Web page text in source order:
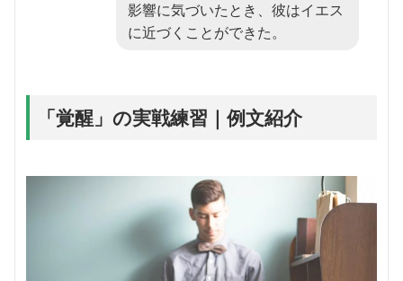
影響に気づいたとき、彼はイエス
に近づくことができた。
「覚醒」の実戦練習｜例文紹介